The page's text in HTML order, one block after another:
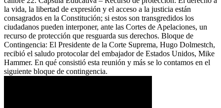
la vida, la libertad de expresión y el acceso a la justicia están
consagrados en la Constitución; si estos son transgredidos los
ciudadanos pueden interponer, ante las Cortes de Apelaciones, un
recurso de protección que resguarda sus derechos. Bloque de
Contingencia: El Presidente de la Corte Suprema, Hugo Dolmestch,
recibió el saludo protocolar del embajador de Estados Unidos, Mike
Hammer. En qué consistió esta reunión y más se lo contamos en el
siguiente bloque de contingencia.